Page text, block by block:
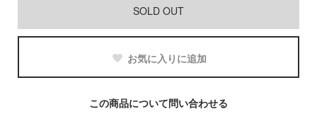
SOLD OUT
お気に入りに追加
この商品について問い合わせる